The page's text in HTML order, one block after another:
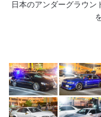
日本のアンダーグラウン
Daikoku
PA
cool
car